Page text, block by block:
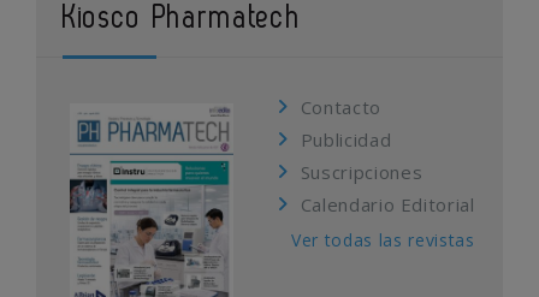
Kiosco Pharmatech
Contacto
Publicidad
Suscripciones
Calendario Editorial
Ver todas las revistas